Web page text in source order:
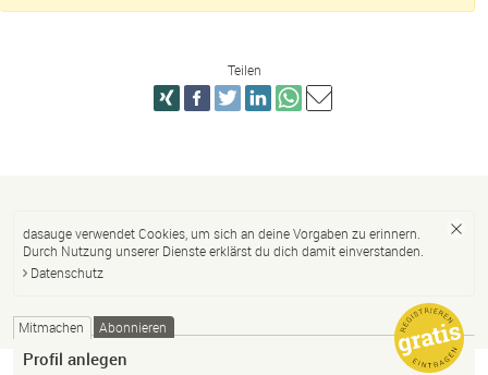
Teilen
dasauge verwendet Cookies, um sich an deine Vorgaben zu erinnern.
Durch Nutzung unserer Dienste erklärst du dich damit einverstanden.
Datenschutz
Mitmachen Abonnieren
Profil anlegen